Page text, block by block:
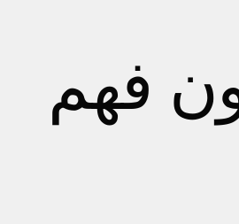
فهم